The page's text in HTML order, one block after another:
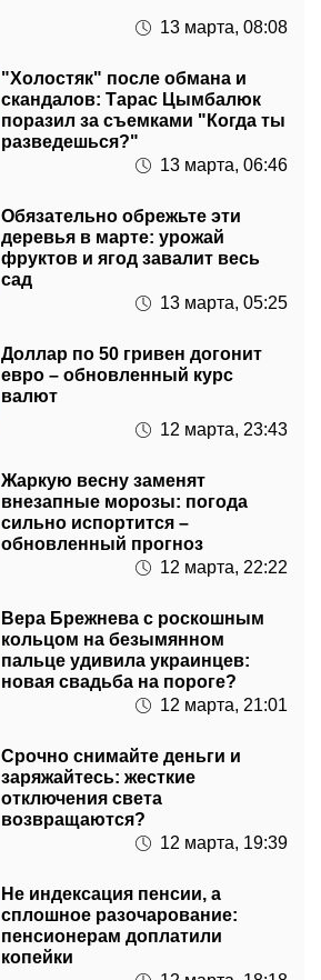
"Холостяк" после обмана и
поразил за съемками "Когда ты
разведешься?"
13 марта, 06:46
Обязательно обрежьте эти
фруктов и ягод завалит весь
сад
13 марта, 05:25
Доллар по 50 гривен догонит
валют
12 марта, 23:43
Жаркую весну заменят
сильно испортится –
обновленный прогноз
12 марта, 22:22
Вера Брежнева с роскошным
пальце удивила украинцев:
новая свадьба на пороге?
12 марта, 21:01
Срочно снимайте деньги и
отключения света
возвращаются?
12 марта, 19:39
Не индексация пенсии, а
пенсионерам доплатили
копейки
12 марта, 18:18